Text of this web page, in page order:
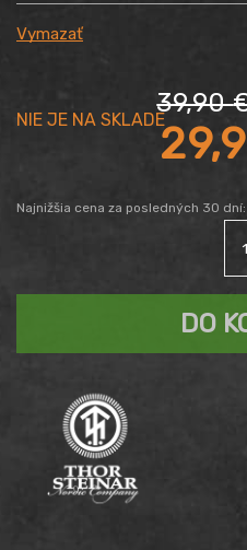
Vymazať
39,90
cena
bola:
cena
je:
Najnižšia cena za posledných 30 dní:
DO